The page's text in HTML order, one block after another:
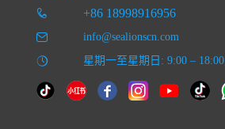
+86 18998916956
info@sealionscn.com
星期一至星期日: 9:00 – 18:00